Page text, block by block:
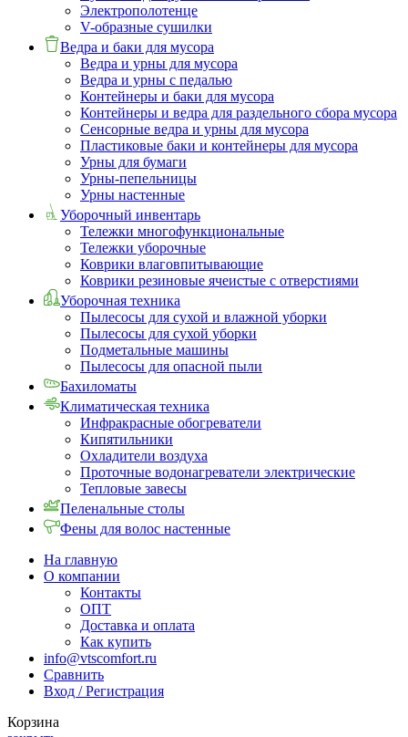
Электрополотенце
V-образные сушилки
Ведра и баки для мусора
Ведра и урны для мусора
Ведра и урны с педалью
Контейнеры и баки для мусора
Контейнеры и ведра для раздельного сбора мусора
Сенсорные ведра и урны для мусора
Пластиковые баки и контейнеры для мусора
Урны для бумаги
Урны-пепельницы
Урны настенные
Уборочный инвентарь
Тележки многофункциональные
Тележки уборочные
Коврики влаговпитывающие
Коврики резиновые ячеистые с отверстиями
Уборочная техника
Пылесосы для сухой и влажной уборки
Пылесосы для сухой уборки
Подметальные машины
Пылесосы для опасной пыли
Бахиломаты
Климатическая техника
Инфракрасные обогреватели
Кипятильники
Охладители воздуха
Проточные водонагреватели электрические
Тепловые завесы
Пеленальные столы
Фены для волос настенные
На главную
О компании
Контакты
ОПТ
Доставка и оплата
Как купить
info@vtscomfort.ru
Сравнить
Вход / Регистрация
Корзина